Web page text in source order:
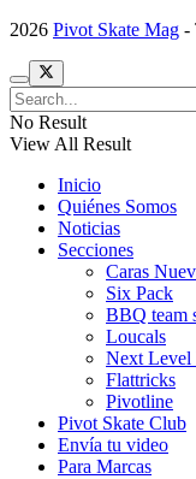
2026 Pivot Skate Mag -
No Result
View All Result
Inicio
Quiénes Somos
Noticias
Secciones
Caras
Six Pack
BBQ team
Loucals
Next Level
Flattricks
Pivotline
Pivot Skate Club
Envía tu video
Para Marcas